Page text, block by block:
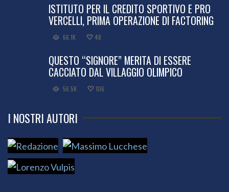
ISTITUTO PER IL CREDITO SPORTIVO E PRO
VERCELLI, PRIMA OPERAZIONE DI FACTORING
66.1K 48
QUESTO “SIGNORE” MERITA DI ESSERE
CACCIATO DAL VILLAGGIO OLIMPICO
56.5K 106
I NOSTRI AUTORI